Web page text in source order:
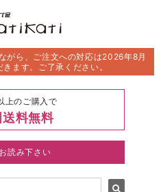
がら、ご注文への対応は2026年8月
ます。ご了承ください。
上のご購入で
送料無料
読み下さい